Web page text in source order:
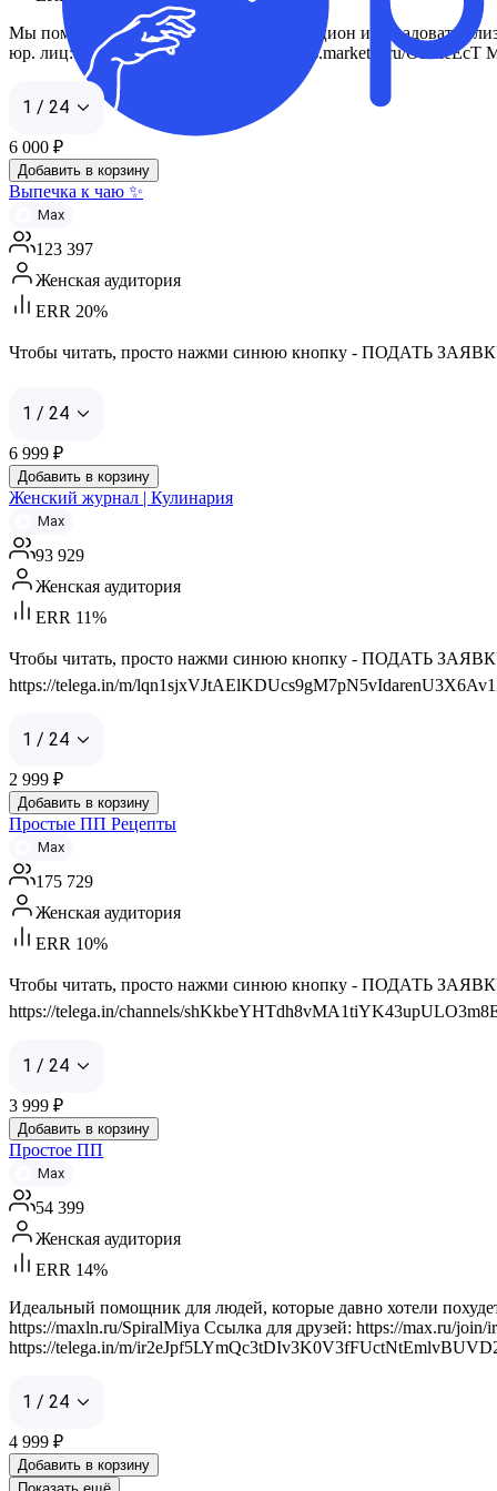
Мы поможем вам разнообразить свой рацион и порадовать
юр. лиц: https://telega.in/m/kinocneki или s.marketly.ru/OL2leEcT
1 / 24
6 000 ₽
Добавить в корзину
Выпечка к чаю ✨
Max
123 397
Женская аудитория
ERR 20%
Чтобы читать, просто нажми синюю кнопку - ПОДАТЬ
1 / 24
6 999 ₽
Добавить в корзину
Женский журнал | Кулинария
Max
93 929
Женская аудитория
ERR 11%
Чтобы читать, просто нажми синюю кнопку - ПОДАТЬ
https://telega.in/m/
1 / 24
2 999 ₽
Добавить в корзину
Простые ПП Рецепты
Max
175 729
Женская аудитория
ERR 10%
Чтобы читать, просто нажми синюю кнопку - ПОДАТЬ ЗАЯВКУ
https://telega.in/channels/
1 / 24
3 999 ₽
Добавить в корзину
Простое ПП
Max
54 399
Женская аудитория
ERR 14%
Идеальный помощник для людей, которые давно хотели
https://maxln.ru/SpiralMiya Ссылка для друзей: https://max.ru/
https://telega.in/m/
1 / 24
4 999 ₽
Добавить в корзину